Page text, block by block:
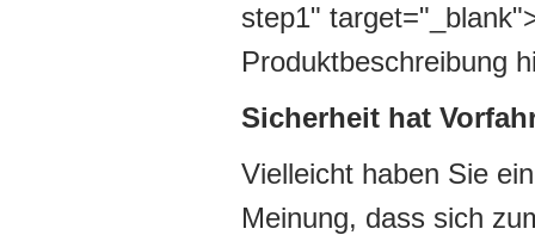
step1"
Produktbeschreibung
Sicherheit hat
Vielleicht haben Sie
Meinung, dass sich